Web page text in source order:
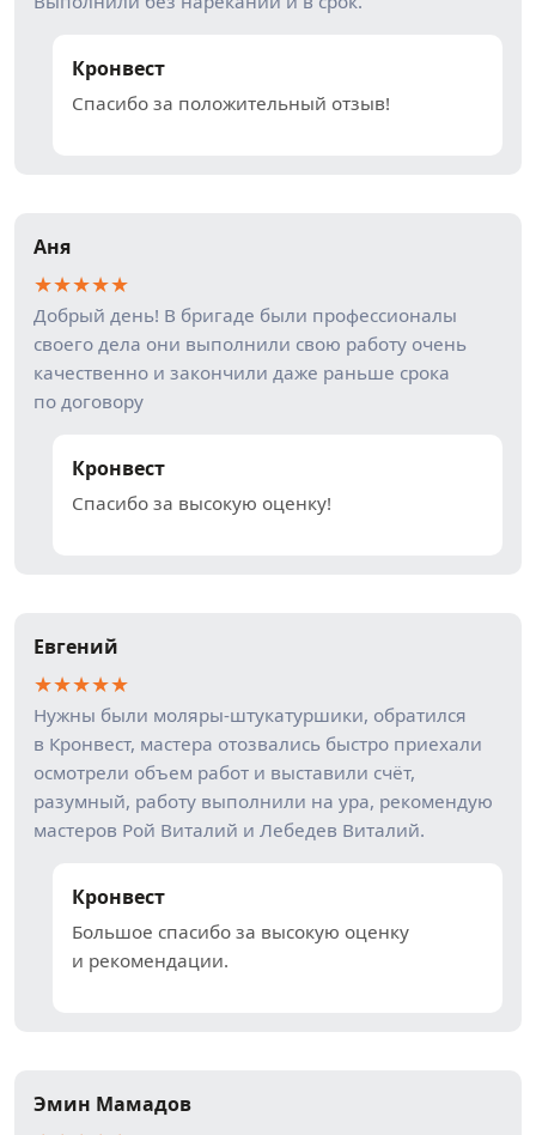
Кронвест
Спасибо за положительный отзыв!
Аня
★★★★★
Добрый день! В бригаде были профессионалы
своего дела они выполнили свою работу очень
качественно и закончили даже раньше срока
по договору
Кронвест
Спасибо за высокую оценку!
Евгений
★★★★★
Нужны были моляры-штукатуршики, обратился
в Кронвест, мастера отозвались быстро приехали
осмотрели объем работ и выставили счёт,
разумный, работу выполнили на ура, рекомендую
мастеров Рой Виталий и Лебедев Виталий.
Кронвест
Большое спасибо за высокую оценку
и рекомендации.
Эмин Мамадов